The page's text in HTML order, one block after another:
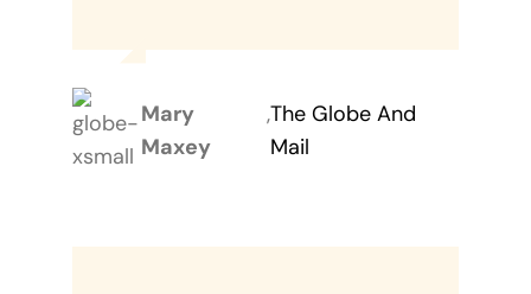
Mary
Maxey
,The Globe And
Mail